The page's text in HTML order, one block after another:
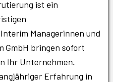
ist ein
Managerinnen und
GmbH bringen sofort
Ihr Unternehmen.
Erfahrung in